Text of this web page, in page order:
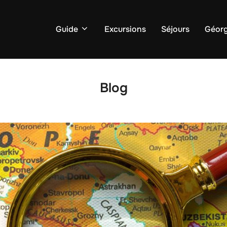
Guide Excursions Séjours
Blog